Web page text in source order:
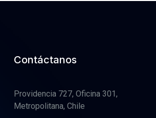
Contáctanos
Providencia 727, Oficina 301,
Metropolitana, Chile